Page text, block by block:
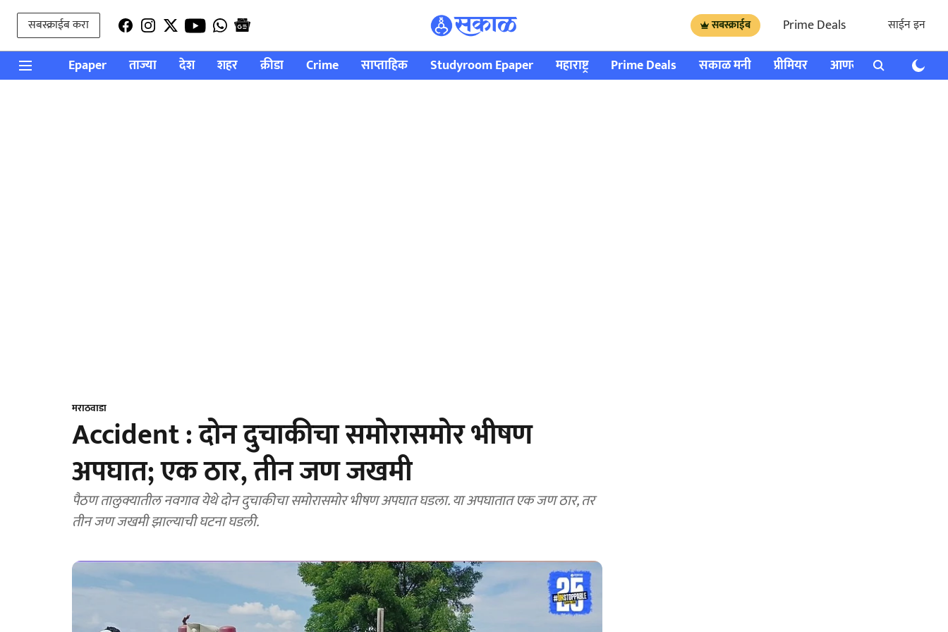
सबस्क्राईब करा सबस्क्राईब Prime Deals साईन इन
Epaper ताज्या देश शहर क्रीडा Crime साप्ताहिक Studyroom Epaper महाराष्ट्र Prime Deals सकाळ मनी प्रीमियर आणखी राशी भविष्य
मराठवाडा
Accident : दोन दुचाकीचा समोरासमोर भीषण
अपघात; एक ठार, तीन जण जखमी
पैठण तालुक्यातील नवगाव येथे दोन दुचाकीचा समोरासमोर भीषण अपघात घडला. या अपघातात एक जण ठार, तर
तीन जण जखमी झाल्याची घटना घडली.